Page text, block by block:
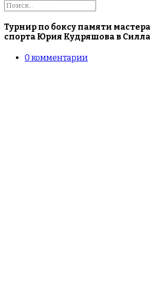
Турнир по боксу памяти мастера
спорта Юрия Кудряшова в
0 комментарии